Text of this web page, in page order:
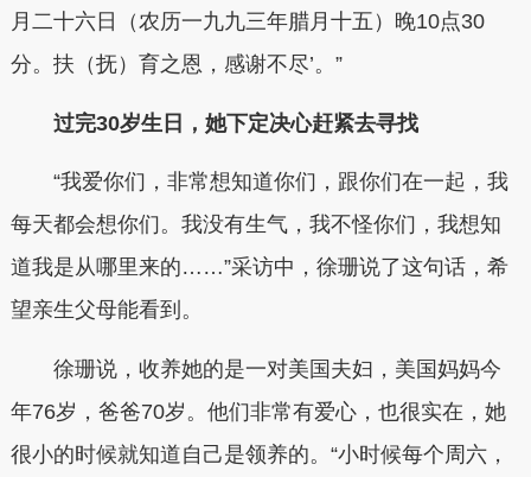
月二十六日（农历一九九三年腊月十五）晚10点30
分。扶（抚）育之恩，感谢不尽’。”
过完30岁生日，她下定决心赶紧去寻找
“我爱你们，非常想知道你们，跟你们在一起，我
每天都会想你们。我没有生气，我不怪你们，我想知
道我是从哪里来的……”采访中，徐珊说了这句话，希
望亲生父母能看到。
徐珊说，收养她的是一对美国夫妇，美国妈妈今
年76岁，爸爸70岁。他们非常有爱心，也很实在，她
很小的时候就知道自己是领养的。“小时候每个周六，